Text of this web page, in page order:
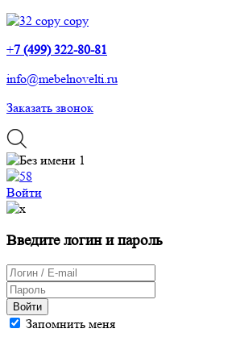
+7 (499) 322-80-81
info@mebelnovelti.ru
Заказать звонок
Войти
Введите логин и пароль
Войти
Запомнить меня